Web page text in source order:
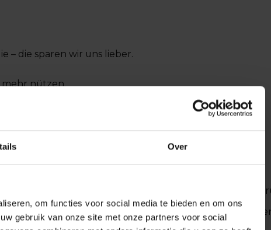
Over
om functies voor social media te bieden en om ons
gebruik van onze site met onze partners voor social
– die sparen wir uns lieber.
mehr nützen.
nicht – und genau das macht
authentisch und nachhaltig gestaltet werden